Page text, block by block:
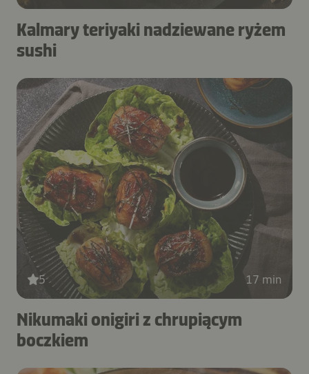
Kalmary teriyaki nadziewane ryżem
sushi
5 17 min
Nikumaki onigiri z chrupiącym
boczkiem